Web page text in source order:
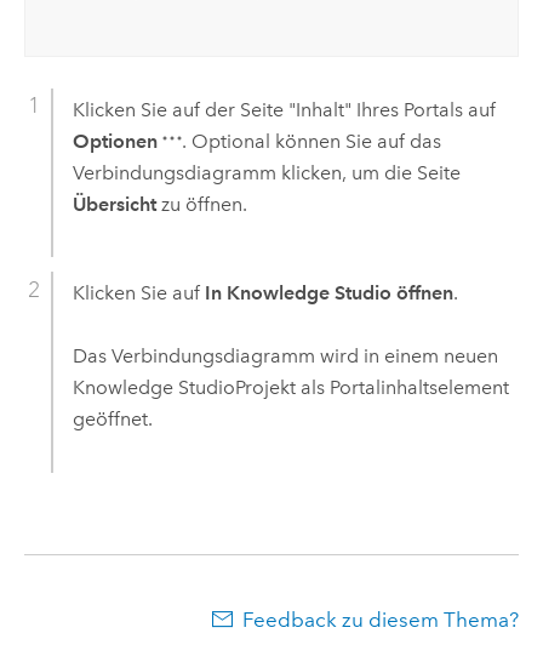
Klicken Sie auf der Seite "Inhalt" Ihres Portals auf
Optionen
. Optional können Sie auf das
Verbindungsdiagramm klicken, um die Seite
Übersichtzu öffnen.
Klicken Sie auf In Knowledge Studio öffnen.
Das Verbindungsdiagramm wird in einem neuen
Knowledge StudioProjekt als Portalinhaltselement
geöffnet.
Feedback zu diesem Thema?